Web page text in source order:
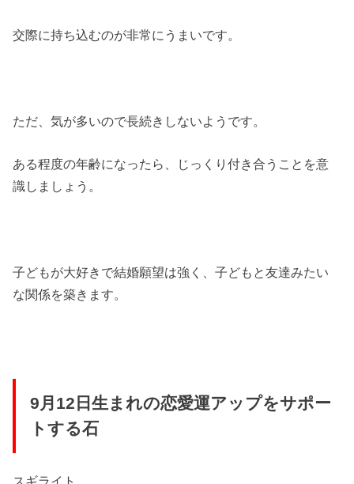
交際に持ち込むのが非常にうまいです。
ただ、気が多いので長続きしないようです。
ある程度の年齢になったら、じっくり付き合うことを意
識しましょう。
子どもが大好きで結婚願望は強く、子どもと友達みたい
な関係を築きます。
9月12日生まれの恋愛運アップをサポー
トする石
スギライト